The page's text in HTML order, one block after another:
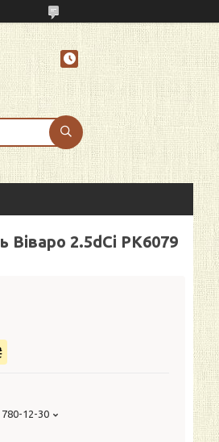
2.5dCi PK6079
780-12-30